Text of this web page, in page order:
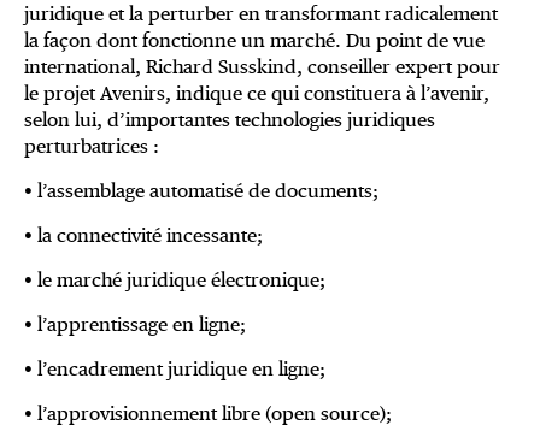
juridique et la perturber en transformant radicalement
la façon dont fonctionne un marché. Du point de vue
international, Richard Susskind, conseiller expert pour
le projet Avenirs, indique ce qui constituera à l’avenir,
selon lui, d’importantes technologies juridiques
perturbatrices :
• l’assemblage automatisé de documents;
• la connectivité incessante;
• le marché juridique électronique;
• l’apprentissage en ligne;
• l’encadrement juridique en ligne;
• l’approvisionnement libre (open source);